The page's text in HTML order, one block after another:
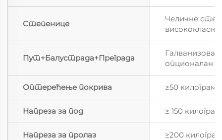
Степенице
Челичне
Пут+Балустрада+Преграда
опционалан
Оптерећење покрива ≥50
Напреза за под ≥ 150
Напреза за пролаз ≥200